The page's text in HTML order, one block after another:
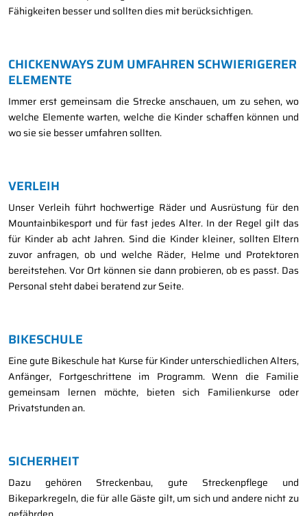
Fähigkeiten besser und sollten dies mit berücksichtigen.
CHICKENWAYS ZUM UMFAHREN SCHWIERIGERER
ELEMENTE
Immer erst gemeinsam die Strecke anschauen, um zu sehen, wo
welche Elemente warten, welche die Kinder schaffen können und
wo sie sie besser umfahren sollten.
VERLEIH
Unser Verleih führt hochwertige Räder und Ausrüstung für den
Mountainbikesport und für fast jedes Alter. In der Regel gilt das
für Kinder ab acht Jahren. Sind die Kinder kleiner, sollten Eltern
zuvor anfragen, ob und welche Räder, Helme und Protektoren
bereitstehen. Vor Ort können sie dann probieren, ob es passt. Das
Personal steht dabei beratend zur Seite.
BIKESCHULE
Eine gute Bikeschule hat Kurse für Kinder unterschiedlichen Alters,
Anfänger, Fortgeschrittene im Programm. Wenn die Familie
gemeinsam lernen möchte, bieten sich Familienkurse oder
Privatstunden an.
SICHERHEIT
Dazu gehören Streckenbau, gute Streckenpflege und
Bikeparkregeln, die für alle Gäste gilt, um sich und andere nicht zu